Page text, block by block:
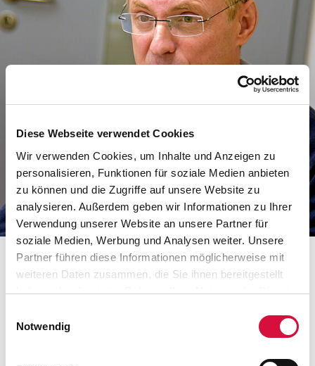
Diese Webseite verwendet Cookies
Wir verwenden Cookies, um Inhalte und Anzeigen zu
personalisieren, Funktionen für soziale Medien anbieten
zu können und die Zugriffe auf unsere Website zu
analysieren. Außerdem geben wir Informationen zu Ihrer
Verwendung unserer Website an unsere Partner für
soziale Medien, Werbung und Analysen weiter. Unsere
Partner führen diese Informationen möglicherweise mit
weiteren Daten zusammen, die Sie ihnen bereitgestellt
haben oder die sie im Rahmen Ihrer Nutzung der Dienste
Cookies, wenn Sie unsere Webseite weiterhin nutzen.
Notwendig